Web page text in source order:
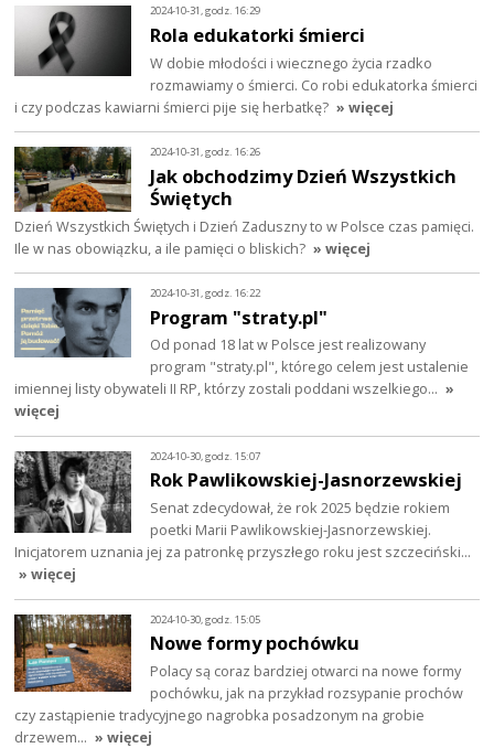
2024-10-31, godz. 16:29
Rola edukatorki śmierci
W dobie młodości i wiecznego życia rzadko
rozmawiamy o śmierci. Co robi edukatorka śmierci
i czy podczas kawiarni śmierci pije się herbatkę? » więcej
2024-10-31, godz. 16:26
Jak obchodzimy Dzień Wszystkich
Świętych
Dzień Wszystkich Świętych i Dzień Zaduszny to w Polsce czas pamięci.
Ile w nas obowiązku, a ile pamięci o bliskich? » więcej
2024-10-31, godz. 16:22
Program "straty.pl"
Od ponad 18 lat w Polsce jest realizowany
program "straty.pl", którego celem jest ustalenie
imiennej listy obywateli II RP, którzy zostali poddani wszelkiego… »
więcej
2024-10-30, godz. 15:07
Rok Pawlikowskiej-Jasnorzewskiej
Senat zdecydował, że rok 2025 będzie rokiem
poetki Marii Pawlikowskiej-Jasnorzewskiej.
Inicjatorem uznania jej za patronkę przyszłego roku jest szczeciński…
» więcej
2024-10-30, godz. 15:05
Nowe formy pochówku
Polacy są coraz bardziej otwarci na nowe formy
pochówku, jak na przykład rozsypanie prochów
czy zastąpienie tradycyjnego nagrobka posadzonym na grobie
drzewem… » więcej